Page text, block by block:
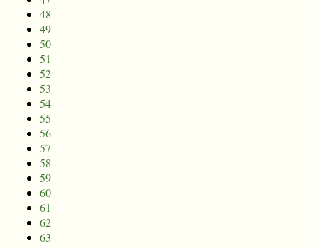
48
49
50
51
52
53
54
55
56
57
58
59
60
61
62
63